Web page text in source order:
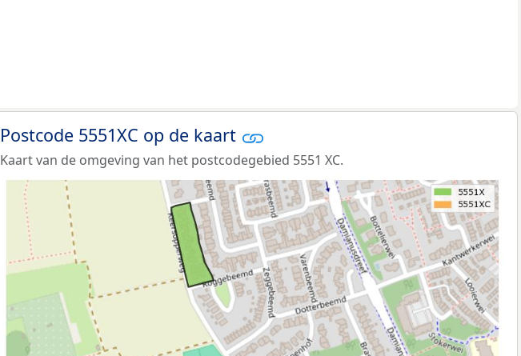
Postcode 5551XC op de kaart
Kaart van de omgeving van het postcodegebied 5551 XC.